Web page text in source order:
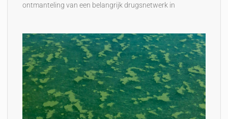
ontmanteling van een belangrijk drugsnetwerk in